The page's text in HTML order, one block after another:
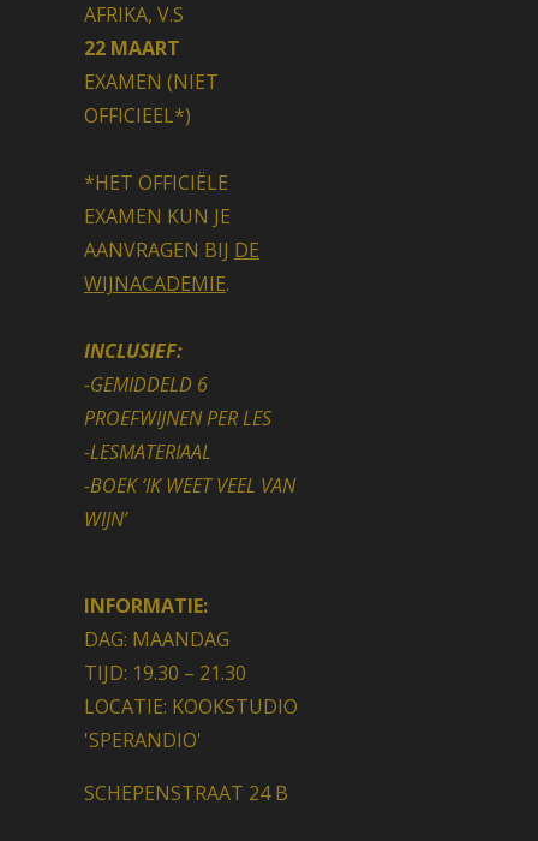
AFRIKA, V.S
22 MAART
EXAMEN (NIET
OFFICIEEL*)
*HET OFFICIËLE
EXAMEN KUN JE
AANVRAGEN BIJ DE
WIJNACADEMIE.
INCLUSIEF:
-GEMIDDELD 6
PROEFWIJNEN PER LES
-LESMATERIAAL
-BOEK ‘IK WEET VEEL VAN
WIJN’
INFORMATIE:
DAG: MAANDAG
TIJD: 19.30 – 21.30
LOCATIE: KOOKSTUDIO
'SPERANDIO'
SCHEPENSTRAAT 24 B